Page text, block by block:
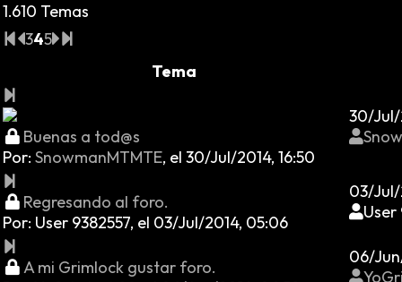
1.610 Temas
345
Tema
Buenas a tod@s
Por: SnowmanMTMTE, el 30/Jul/2014, 16:50
30/Jul/
Regresando al foro.
Por: User 9382557, el 03/Jul/2014, 05:06
03/
User
A mi Grimlock gustar foro.
06/